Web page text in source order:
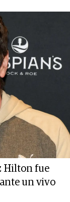
Hilton fue
un vivo